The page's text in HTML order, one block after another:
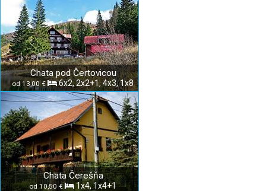
Chata pod Čertovicou
od 13,00 € 6x2, 2x2+1, 4x3, 1x8
Chata Čerešňa
od 10,50 € 1x4, 1x4+1